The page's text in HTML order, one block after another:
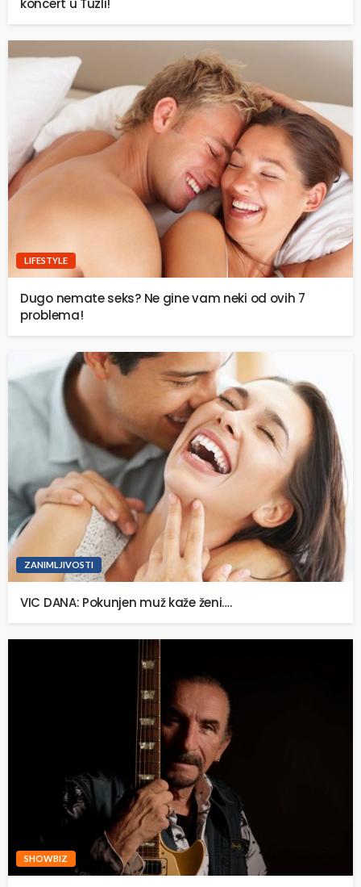
koncert u Tuzli!
LIFESTYLE
Dugo nemate seks? Ne gine vam neki od ovih 7
problema!
ZANIMLJIVOSTI
VIC DANA: Pokunjen muž kaže ženi….
SHOWBIZ